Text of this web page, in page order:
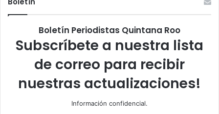
Boletín Periodistas Quintana Roo
Subscríbete a nuestra lista
de correo para recibir
nuestras actualizaciones!
Información confidencial.